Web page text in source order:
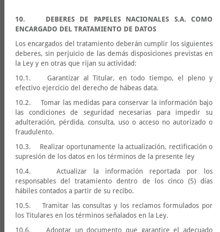
10. DEBERES DE PAPELES NACIONALES S.A. COMO
ENCARGADO DEL TRATAMIENTO DE DATOS
Los encargados del tratamiento deberán cumplir los siguientes
deberes, sin perjuicio de las demás disposiciones previstas en
la Ley y en otras que rijan su actividad:
10.1. Garantizar al Titular, en todo tiempo, el pleno y
efectivo ejercicio del derecho de hábeas data.
10.2. Tomar las medidas para conservar la información bajo
las condiciones de seguridad necesarias para impedir su
adulteración, pérdida, consulta, uso o acceso no autorizado o
fraudulento.
10.3. Realizar oportunamente la actualización, rectificación o
supresión de los datos en los términos de la presente ley
10.4. Actualizar la información reportada por los
responsables del tratamiento dentro de los cinco (5) días
hábiles contados a partir de su recibo.
10.5. Tramitar las consultas y los reclamos formulados por
los Titulares en los términos señalados en la Ley.
10.6. Adoptar un documento que garantice el adecuado